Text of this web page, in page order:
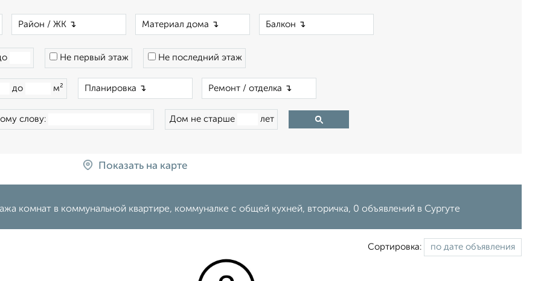
Не первый этаж Не последний этаж
до м²
слову: Дом не старше лет
Показать на карте
комнат в коммунальной квартире, коммуналке с общей кухней, вторичка, 0 объявлений в Сургуте
Сортировка: